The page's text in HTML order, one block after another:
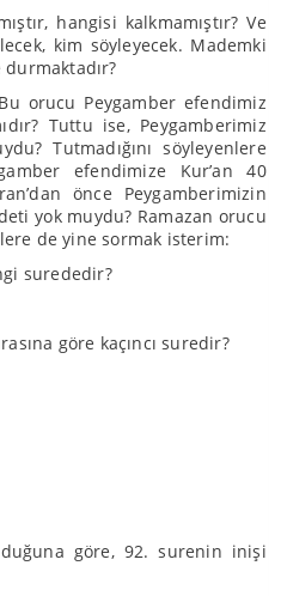
hangisi kalkmamıştır? Ve
kim söyleyecek. Mademki
orucu Peygamber efendimiz
Tuttu ise, Peygamberimiz
Tutmadığını söyleyenlere
efendimize Kur’an 40
önce Peygamberimizin
yok muydu? Ramazan orucu
de yine sormak isterim:
surededir?
göre kaçıncı suredir?
göre, 92. surenin inişi